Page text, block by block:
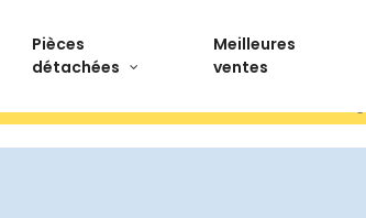
Pièces
détachées
Meilleures
ventes